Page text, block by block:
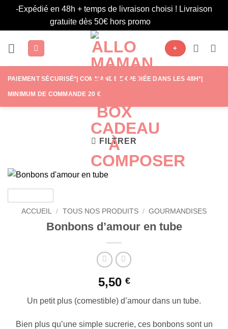
-Expédié en 48h + temps de livraison choisi ! Livraison
gratuite dès 50€ hors promo
+
PAIEMENT SÉCURISÉ*| COMMANDE EXPÉDIÉE DANS LES 48H*|
MINIMUM DE COMMANDE 20 €
FILTRER
ACCUEIL / TOUS NOS PRODUITS / GOURMANDISES
Bonbons d’amour en tube
5,50 €
Un petit plus (comestible) d’amour dans un tube.
Bien plus qu’une simple sucrerie, ces bonbons sont un